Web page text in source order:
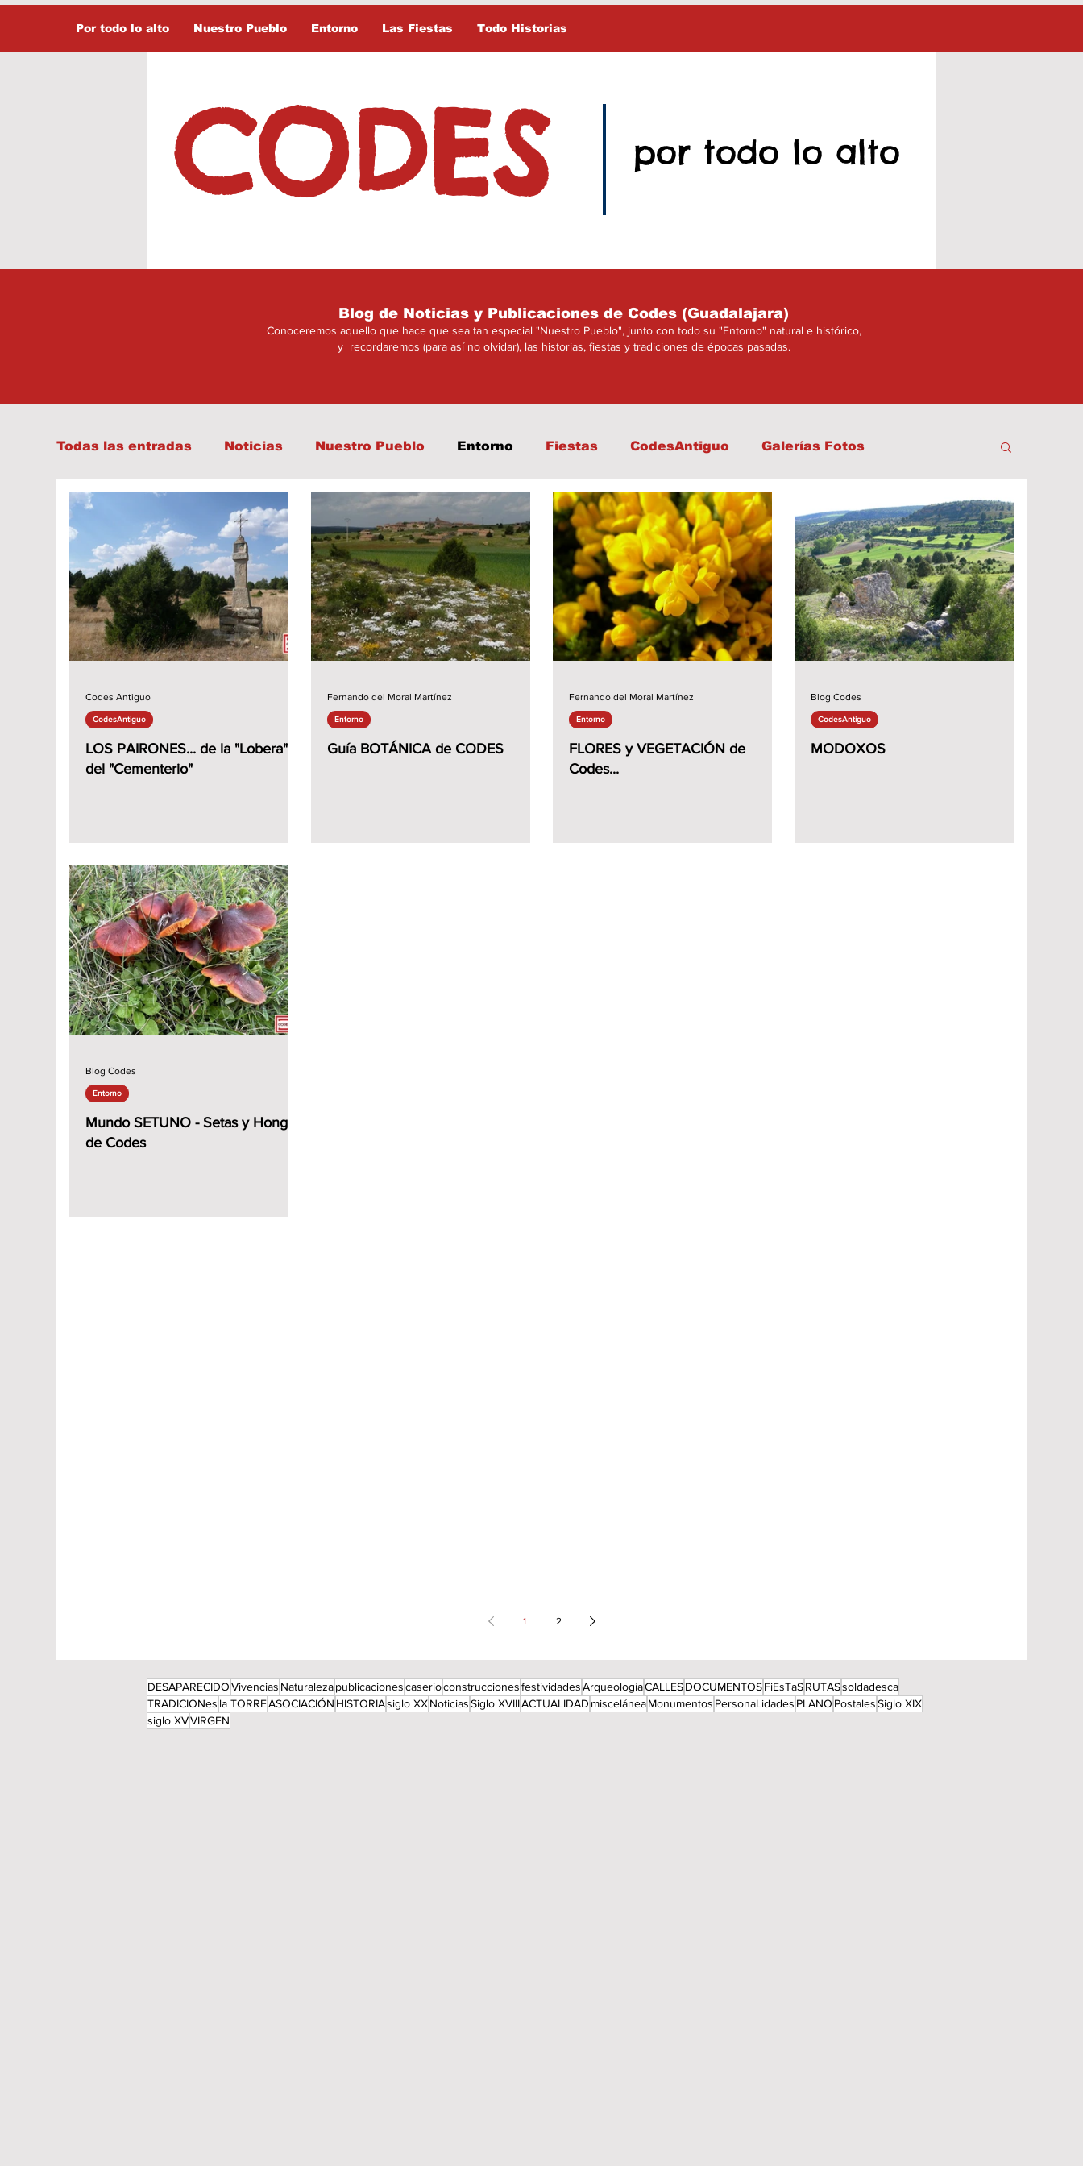
Por todo lo alto Nuestro Pueblo Entorno Las Fiestas Todo Historias
CODES por todo lo alto
Blog de Noticias y Publicaciones de Codes (Guadalajara)
Conoceremos aquello que hace que sea tan especial "Nuestro Pueblo", junto con todo su "Entorno" natural e histórico,
y recordaremos (para así no olvidar), las historias, fiestas y tradiciones de épocas pasadas.
Todas las entradas Noticias Nuestro Pueblo Entorno Fiestas CodesAntiguo Galerías Fotos
LOS PAIRONES... de la "Lobera" y
del "Cementerio"
CodesAntiguo
Codes Antiguo
Guía BOTÁNICA de CODES
Entorno
Fernando del Moral Martínez
FLORES y VEGETACIÓN de
Codes...
Entorno
Fernando del Moral Martínez
MODOXOS
CodesAntiguo
Blog Codes
Mundo SETUNO - Setas y Hongos
de Codes
Entorno
Blog Codes
1 2
DESAPARECIDOVivencias NaturalezapublicacionescaserioconstruccionesfestividadesArqueologíaCALLESDOCUMENTOSFiEsTaSRUTASsoldadesca
TRADICIONes la TORREASOCIACIÓN HISTORIAsiglo XXNoticiasSiglo XVIIIACTUALIDAD misceláneaMonumentos PersonaLidades PLANO PostalesSiglo XIX
siglo XVVIRGEN